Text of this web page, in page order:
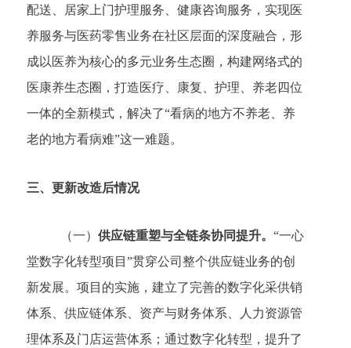
配送、居家上门护理服务、健康咨询服务，实现医
养服务与医药零售业务在社区层面的深度融合，形
成以医养为核心的多元业务生态圈，构建网络式的
医康养生态圈，打造医疗、康复、护理、养老四位
一体的全新模式，解决了“看病的地方不养老、养
老的地方看病难”这一难题。
三、 更新改造后情况
（一） 供应链重塑与全链条协同提升。 “一心
堂数字化转型项目”贯穿公司整个供应链业务的创
新发展。项目的实施，建立了完善的数字化采供销
体系、供应链体系、资产与财务体系、人力资源管
理体系及门店运营体系；通过数字化转型，提升了